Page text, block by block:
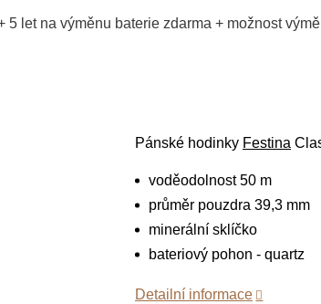
5 let na výměnu baterie zdarma + možnost
Pánské hodinky Festina
voděodolnost 50 m
průměr pouzdra 39,3 mm
minerální sklíčko
bateriový pohon - quartz
Detailní informace